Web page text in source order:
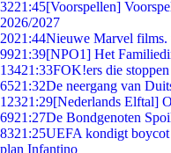
3221:45[Voorspellen]
2026/2027
2021:44Nieuwe Marvel films.
9921:39[NPO1] Het
13421:33FOK!ers die
6521:32De neergang van
12321:29[Nederlands Elftal]
6921:27De Bondgenoten
8321:25UEFA kondigt
plan Infantino